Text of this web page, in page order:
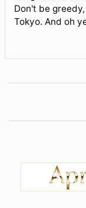
Don't be
Tokyo. And oh